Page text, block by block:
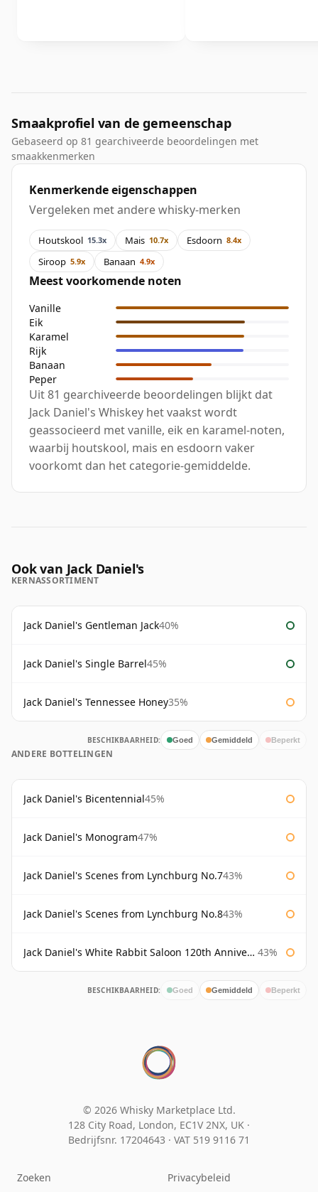
Smaakprofiel van de gemeenschap
Gebaseerd op 81 gearchiveerde beoordelingen met
smaakkenmerken
Kenmerkende eigenschappen
Vergeleken met andere whisky-merken
Houtskool 15.3x Mais 10.7x Esdoorn 8.4x
Siroop 5.9x Banaan 4.9x
Meest voorkomende noten
Vanille
Eik
Karamel
Rijk
Banaan
Peper
Uit 81 gearchiveerde beoordelingen blijkt dat
Jack Daniel's Whiskey het vaakst wordt
geassocieerd met vanille, eik en karamel-noten,
waarbij houtskool, mais en esdoorn vaker
voorkomt dan het categorie-gemiddelde.
Ook van Jack Daniel's
KERNASSORTIMENT
Jack Daniel's Gentleman Jack40%
Jack Daniel's Single Barrel45%
Jack Daniel's Tennessee Honey35%
BESCHIKBAARHEID: Goed Gemiddeld Beperkt
ANDERE BOTTELINGEN
Jack Daniel's Bicentennial45%
Jack Daniel's Monogram47%
Jack Daniel's Scenes from Lynchburg No.743%
Jack Daniel's Scenes from Lynchburg No.843%
Jack Daniel's White Rabbit Saloon 120th Anniversary 43%
BESCHIKBAARHEID: Goed Gemiddeld Beperkt
© 2026 Whisky Marketplace Ltd.
128 City Road, London, EC1V 2NX, UK ·
Bedrijfsnr. 17204643 · VAT 519 9116 71
Zoeken Privacybeleid